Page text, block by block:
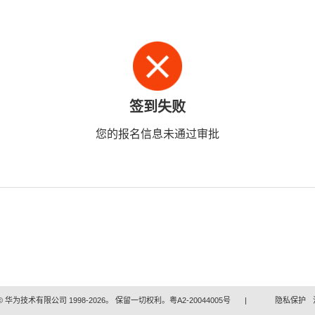
签到失败
您的报名信息未通过审批
华为技术有限公司 1998-2026。 保留一切权利。粤A2-20044005号 | 隐私保护